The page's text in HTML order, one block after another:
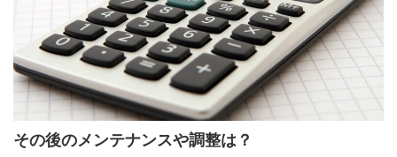
その後のメンテナンスや調整は？